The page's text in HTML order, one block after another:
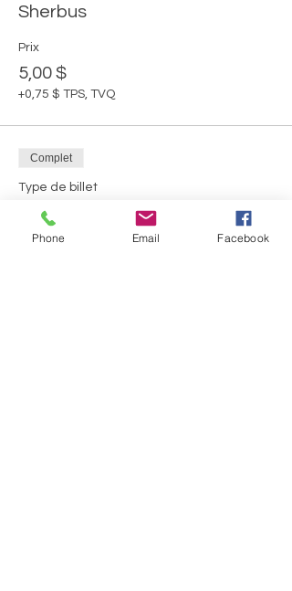
Sherbus
Prix
5,00 $
+0,75 $ TPS, TVQ
Complet
Type de billet
Moins de 16 ans
Phone Email Facebook